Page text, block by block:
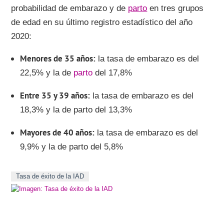
probabilidad de embarazo y de parto en tres grupos
de edad en su último registro estadístico del año
2020:
Menores de 35 años la tasa de embarazo es del
22,5% y la de parto del 17,8%
Entre 35 y 39 años la tasa de embarazo es del
18,3% y la de parto del 13,3%
Mayores de 40 años la tasa de embarazo es del
9,9% y la de parto del 5,8%
Tasa de éxito de la IAD